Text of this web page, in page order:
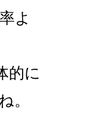
よ
的に
。